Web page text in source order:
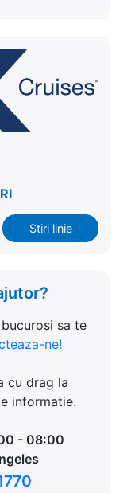
Stiri linie
sa te
ne!
cu drag la
informatie.
- 08:00